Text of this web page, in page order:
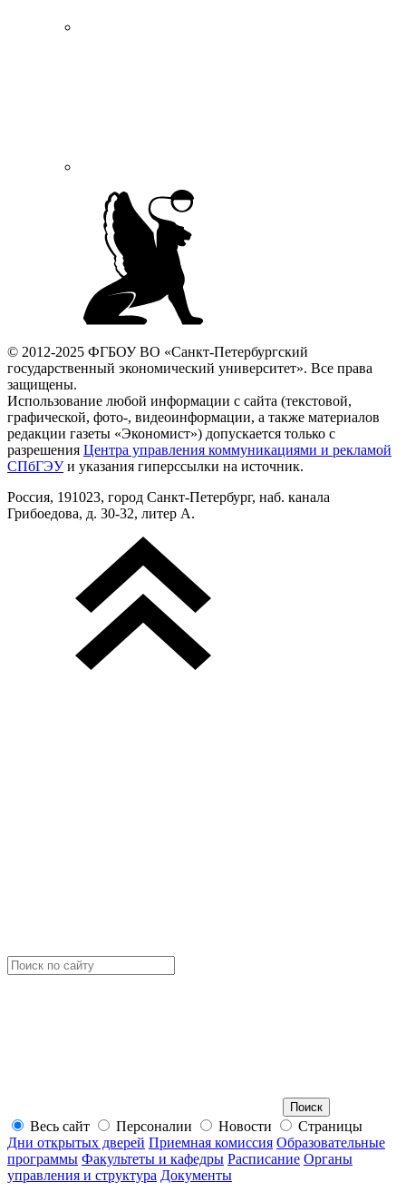
© 2012-2025 ФГБОУ ВО «Санкт-Петербургский
государственный экономический университет». Все права
защищены.
Использование любой информации с сайта (текстовой,
графической, фото-, видеоинформации, а также материалов
редакции газеты «Экономист») допускается только с
разрешения Центра управления коммуникациями и рекламой
СПбГЭУи указания гиперссылки на источник.
Россия, 191023, город Санкт-Петербург, наб. канала
Грибоедова, д. 30-32, литер А.
Весь сайт Персоналии Новости
Страницы
Дни открытых дверей Приемная комиссия Образовательные
программы Факультеты и кафедры Расписание Органы
управления и структура Документы